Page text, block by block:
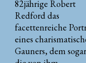
82jährige Robert
Redford das
facettenreiche
eines
Gauners, dem sogar